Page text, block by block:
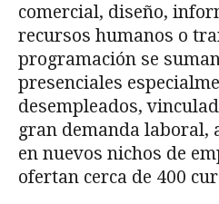
comercial, diseño,
recursos humanos o
programación se
presenciales
desempleados,
gran demanda laboral,
en nuevos nichos de
ofertan cerca de 400